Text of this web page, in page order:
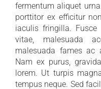
fermentum aliquet
porttitor ex efficitur
iaculis fringilla.
vitae, malesuada
malesuada fames ac
Nam ex purus,
lorem. Ut turpis
tempus neque. Sed